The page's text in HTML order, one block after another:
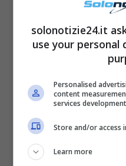
lasciare la gestione
vigneto di Cellino
secondo figlio
solonotizie24.it
use your
Personalised
content
services development
Store and/or access
Learn more